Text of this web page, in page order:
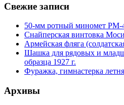
Свежие записи
50-мм ротный миномет РМ-
Снайперская винтовка
Армейская фляга
Шашка для рядовых и
образца 1927 г.
Фуражка, гимнастерка
Архивы